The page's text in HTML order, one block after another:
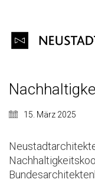
15. März 2025